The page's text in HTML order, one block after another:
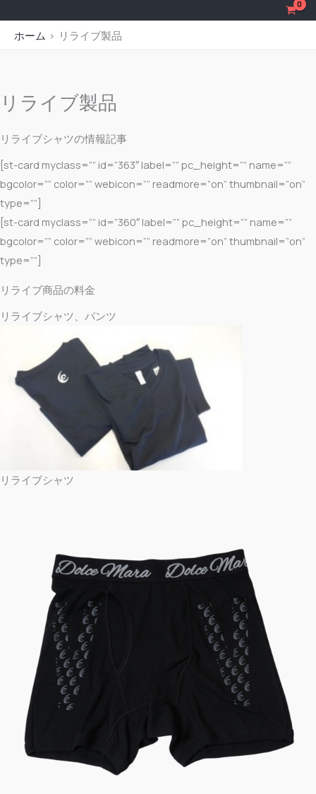
ッ
ホーム リライブ製品
リライブ製品
リライブシャツの情報記事
[st-card myclass=”” id=”363″ label=”” pc_height=”” name=””
bgcolor=”” color=”” webicon=”” readmore=”on” thumbnail=”on”
type=””]
[st-card myclass=”” id=”360″ label=”” pc_height=”” name=””
bgcolor=”” color=”” webicon=”” readmore=”on” thumbnail=”on”
type=””]
リライブ商品の料金
リライブシャツ、パンツ
リライブシャツ